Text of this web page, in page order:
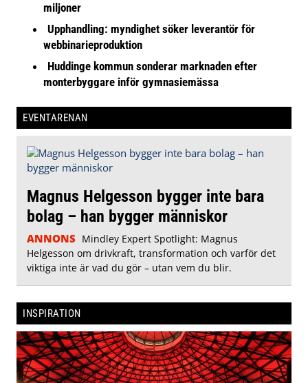
miljoner
Upphandling: myndighet söker leverantör för
webbinarieproduktion
Huddinge kommun sonderar marknaden efter
monterbyggare inför gymnasiemässa
EVENTARENAN
Magnus Helgesson bygger inte bara
bolag – han bygger människor
ANNONS Mindley Expert Spotlight: Magnus
Helgesson om drivkraft, transformation och varför det
viktiga inte är vad du gör – utan vem du blir.
INSPIRATION